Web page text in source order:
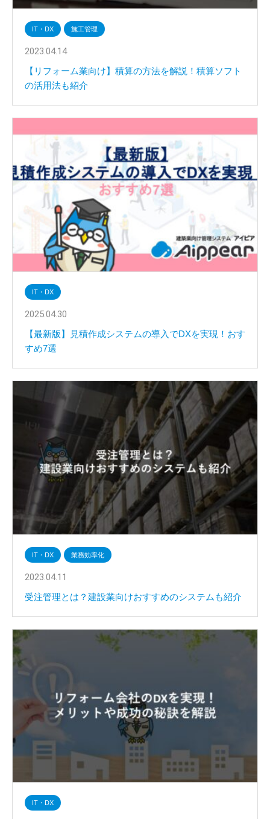
IT・DX 施工管理
2023.04.14
【リフォーム業向け】積算の方法を解説！積算ソフト
の活用法も紹介
IT・DX
2025.04.30
【最新版】見積作成システムの導入でDXを実現！おす
すめ7選
IT・DX 業務効率化
2023.04.11
受注管理とは？建設業向けおすすめのシステムも紹介
IT・DX